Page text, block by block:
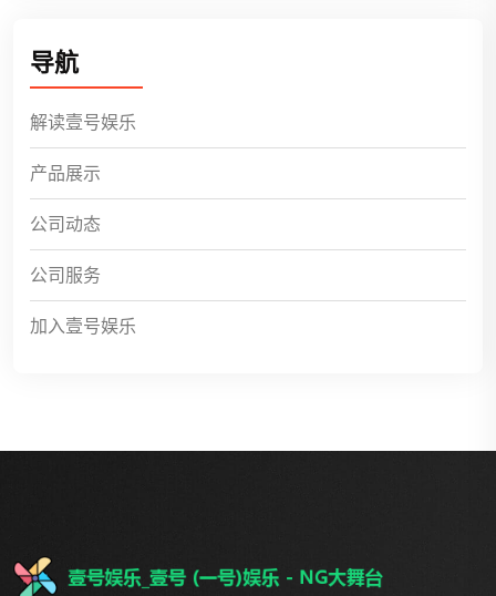
导航
解读壹号娱乐
产品展示
公司动态
公司服务
加入壹号娱乐